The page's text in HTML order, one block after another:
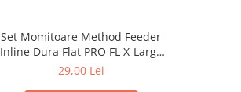
Set Momitoare Method Feeder
Inline Dura Flat PRO FL X-Large
60g-70g-80g | PRO FL
29,00 Lei